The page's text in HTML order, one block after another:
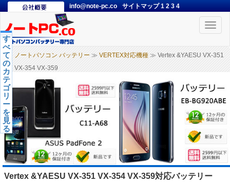
info@note-pc.co サイトマップ1 2 3 4
Toggle
ノートパソコン バッテリー ≫ VERTEX対応機種 ≫ Vertex &YAESU VX-351
VX-354 VX-359
す
べ
て
の
カ
テ
ゴ
リ
ー
を
見
る
Vertex &YAESU VX-351 VX-354 VX-359対応バッテリー